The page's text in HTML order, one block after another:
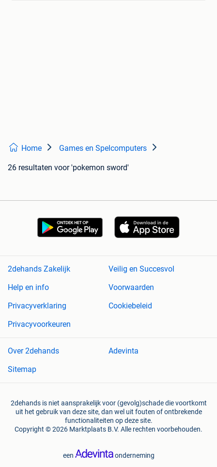
Home Games en Spelcomputers
26 resultaten voor 'pokemon sword'
2dehands Zakelijk
Veilig en Succesvol
Help en info
Voorwaarden
Privacyverklaring
Cookiebeleid
Privacyvoorkeuren
Over 2dehands
Adevinta
Sitemap
2dehands is niet aansprakelijk voor (gevolg)schade die voortkomt
uit het gebruik van deze site, dan wel uit fouten of ontbrekende
functionaliteiten op deze site.
Copyright © 2026 Marktplaats B.V. Alle rechten voorbehouden.
een onderneming